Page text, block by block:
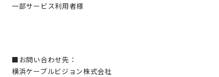
一部サービス利用者様
■お問い合わせ先：
横浜ケーブルビジョン株式会社